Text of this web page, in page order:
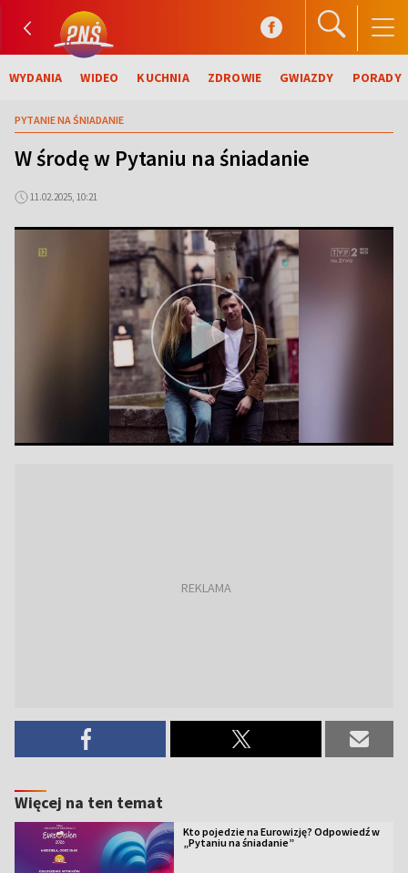
WYDANIA WIDEO KUCHNIA ZDROWIE GWIAZDY PORADY
PYTANIE NA ŚNIADANIE
W środę w Pytaniu na śniadanie
11.02.2025, 10:21
Więcej na ten temat
Kto pojedzie na Eurowizję? Odpowiedź w
„Pytaniu na śniadanie”